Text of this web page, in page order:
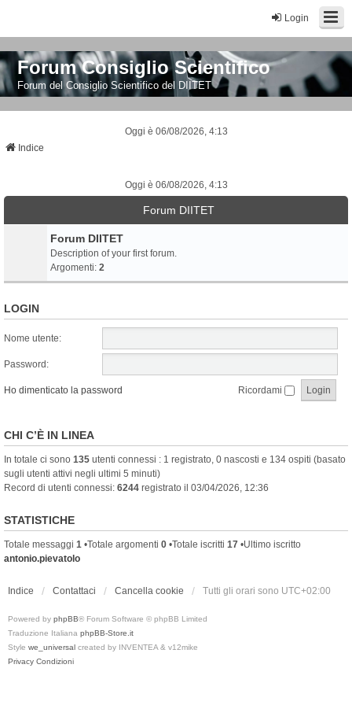
Login
Forum Consiglio Scientifico
Forum del Consiglio Scientifico del DIITET
Oggi è 06/08/2026, 4:13
Indice
Oggi è 06/08/2026, 4:13
Forum DIITET
Forum DIITET
Description of your first forum.
Argomenti: 2
LOGIN
Nome utente:
Password:
Ho dimenticato la password Ricordami
CHI C’È IN LINEA
In totale ci sono 135 utenti connessi : 1 registrato, 0 nascosti e 134 ospiti (basato
sugli utenti attivi negli ultimi 5 minuti)
Record di utenti connessi: 6244 registrato il 03/04/2026, 12:36
STATISTICHE
Totale messaggi 1 •Totale argomenti 0 •Totale iscritti 17 •Ultimo iscritto
antonio.pievatolo
Indice Contattaci Cancella cookie Tutti gli orari sono UTC+02:00
Powered by phpBB® Forum Software © phpBB Limited
Traduzione Italiana phpBB-Store.it
Style we_universal created by INVENTEA & v12mike
Privacy Condizioni